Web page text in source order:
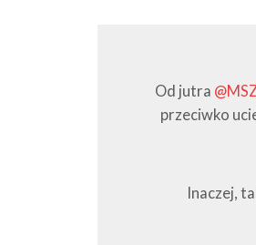
Od jutra
przeciwko
Inaczej,